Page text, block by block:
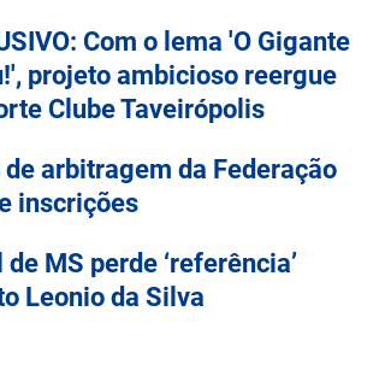
Com o lema 'O Gigante
projeto ambicioso reergue
Clube Taveirópolis
de arbitragem da Federação
inscrições
de MS perde ‘referência’
Leonio da Silva